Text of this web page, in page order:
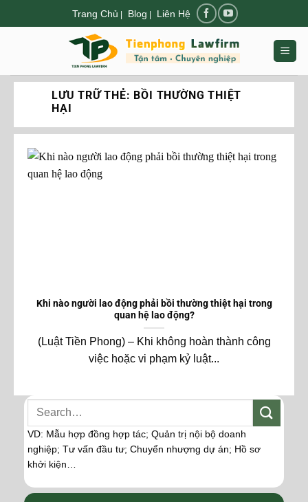
đến
Trang Chủ | Blog | Liên Hệ
LƯU TRỮ THẺ: BỒI THƯỜNG THIỆT
HẠI
Khi nào người lao động phải bồi thường thiệt hại trong
quan hệ lao động?
(Luật Tiền Phong) – Khi không hoàn thành công
việc hoặc vi phạm kỷ luật...
VD: Mẫu hợp đồng hợp tác; Quản trị nội bộ doanh
nghiệp; Tư vấn đầu tư; Chuyển nhượng dự án; Hồ sơ
khởi kiện…